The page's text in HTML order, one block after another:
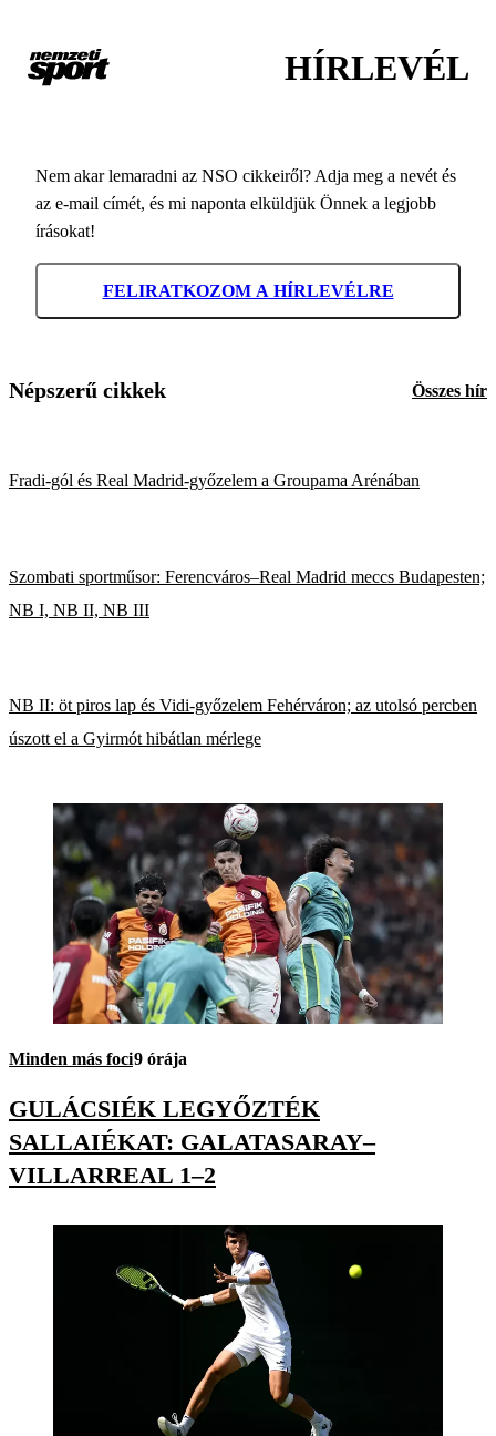
HÍRLEVÉL
Nem akar lemaradni az NSO cikkeiről? Adja meg a nevét és
az e-mail címét, és mi naponta elküldjük Önnek a legjobb
írásokat!
FELIRATKOZOM A HÍRLEVÉLRE
Népszerű cikkek Összes hír
Fradi-gól és Real Madrid-győzelem a Groupama Arénában
Szombati sportműsor: Ferencváros–Real Madrid meccs Budapesten;
NB I, NB II, NB III
NB II: öt piros lap és Vidi-győzelem Fehérváron; az utolsó percben
úszott el a Gyirmót hibátlan mérlege
Minden más foci9 órája
GULÁCSIÉK LEGYŐZTÉK
SALLAIÉKAT: GALATASARAY–
VILLARREAL 1–2